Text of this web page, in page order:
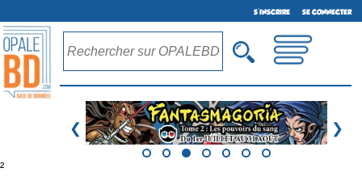
S'INSCRIRE SE CONNECTER
❮ ❯
²